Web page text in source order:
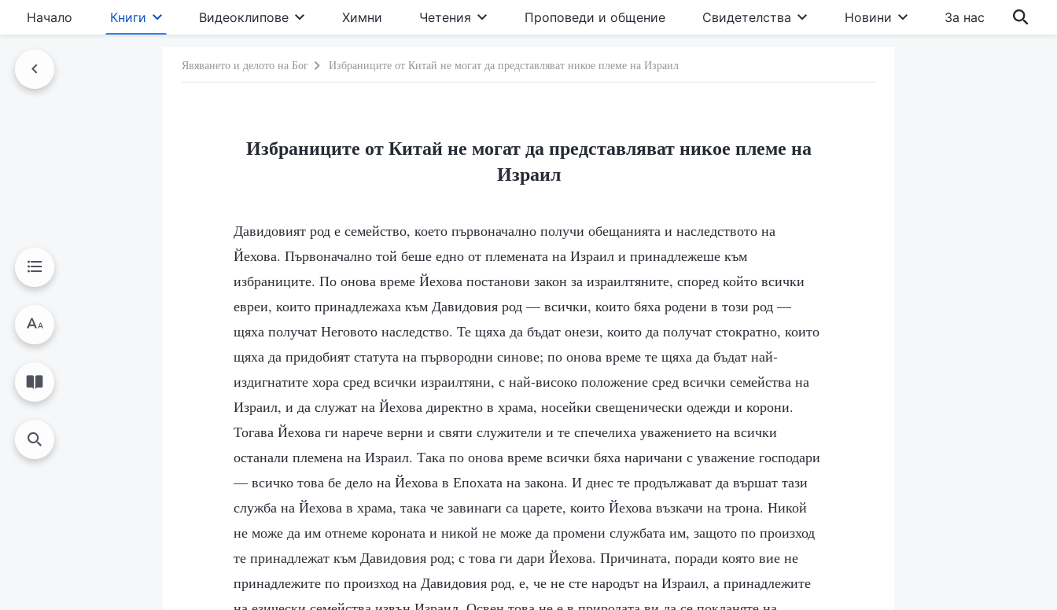
Начало Книги Видеоклипове Химни Четения Проповеди и общение Свидетелства Новини За нас
Явяването и делото на Бог Избраниците от Китай не могат да представляват никое племе на Израил
Избраниците от Китай не могат да представляват никое племе на
Израил
Давидовият род е семейство, което първоначално получи обещанията и наследството на
Йехова. Първоначално той беше едно от племената на Израил и принадлежеше към
избраниците. По онова време Йехова постанови закон за израилтяните, според който всички
евреи, които принадлежаха към Давидовия род — всички, които бяха родени в този род —
щяха получат Неговото наследство. Те щяха да бъдат онези, които да получат стократно, които
щяха да придобият статута на първородни синове; по онова време те щяха да бъдат най-
издигнатите хора сред всички израилтяни, с най-високо положение сред всички семейства на
Израил, и да служат на Йехова директно в храма, носейки свещенически одежди и корони.
Тогава Йехова ги нарече верни и святи служители и те спечелиха уважението на всички
останали племена на Израил. Така по онова време всички бяха наричани с уважение господари
— всичко това бе дело на Йехова в Епохата на закона. И днес те продължават да вършат тази
служба на Йехова в храма, така че завинаги са царете, които Йехова възкачи на трона. Никой
не може да им отнеме короната и никой не може да промени службата им, защото по произход
те принадлежат към Давидовия род; с това ги дари Йехова. Причината, поради която вие не
принадлежите по произход на Давидовия род, е, че не сте народът на Израил, а принадлежите